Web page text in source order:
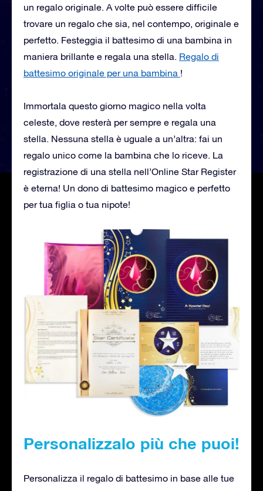
un regalo originale. A volte può essere difficile
trovare un regalo che sia, nel contempo, originale e
perfetto. Festeggia il battesimo di una bambina in
maniera brillante e regala una stella. Regalo di
battesimo originale per una bambina !
Immortala questo giorno magico nella volta
celeste, dove resterà per sempre e regala una
stella. Nessuna stella è uguale a un’altra: fai un
regalo unico come la bambina che lo riceve. La
registrazione di una stella nell’Online Star Register
è eterna! Un dono di battesimo magico e perfetto
per tua figlia o tua nipote!
Personalizzalo più che puoi!
Personalizza il regalo di battesimo in base alle tue